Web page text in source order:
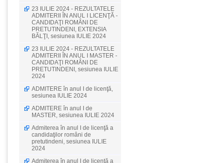
23 IULIE 2024 - REZULTATELE
ADMITERII ÎN ANUL I LICENŢĂ -
CANDIDAŢI ROMÂNI DE
PRETUTINDENI, EXTENSIA
BĂLŢI, sesiunea IULIE 2024
23 IULIE 2024 - REZULTATELE
ADMITERII ÎN ANUL I MASTER -
CANDIDAŢI ROMÂNI DE
PRETUTINDENI, sesiunea IULIE
2024
ADMITERE în anul I de licenţă,
sesiunea IULIE 2024
ADMITERE în anul I de
MASTER, sesiunea IULIE 2024
Admiterea în anul I de licenţă a
candidaţilor români de
pretutindeni, sesiunea IULIE
2024
Admiterea în anul I de licenţă a